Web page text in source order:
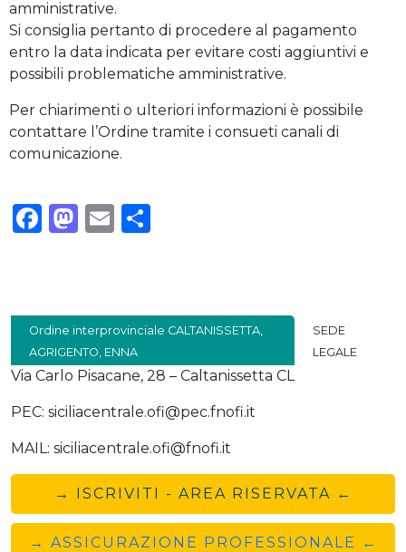
amministrative.
Si consiglia pertanto di procedere al pagamento
entro la data indicata per evitare costi aggiuntivi e
possibili problematiche amministrative.
Per chiarimenti o ulteriori informazioni è possibile
contattare l’Ordine tramite i consueti canali di
comunicazione.
Facebook
Mastodon
Email
Ordine interprovinciale CALTANISSETTA,
AGRIGENTO, ENNA
SEDE
LEGALE
Via Carlo Pisacane, 28 – Caltanissetta CL
PEC: siciliacentrale.ofi@pec.fnofi.it
MAIL: siciliacentrale.ofi@fnofi.it
→ ISCRIVITI - AREA RISERVATA ←
→ ASSICURAZIONE PROFESSIONALE ←